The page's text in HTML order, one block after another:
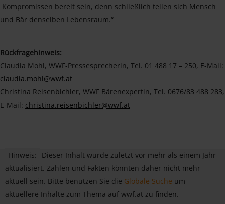
Kompromissen bereit sein, denn schließlich teilen sich Mensch
und Bär denselben Lebensraum.“
Rückfragehinweis:
Claudia Mohl, WWF-Pressesprecherin, Tel. 01 488 17 – 250, E-Mail:
claudia.mohl@wwf.at
Christina Reisenbichler, WWF Bärenexpertin, Tel. 0676/83 488 283,
E-Mail: christina.reisenbichler@wwf.at
Hinweis:
Dieser Inhalt wurde zuletzt vor mehr als einem Jahr
aktualisiert. Zahlen und Fakten könnten daher nicht mehr
aktuell sein. Bitte benutzen Sie die Globale Suche um
aktuellere Inhalte zum Thema auf wwf.at zu finden.